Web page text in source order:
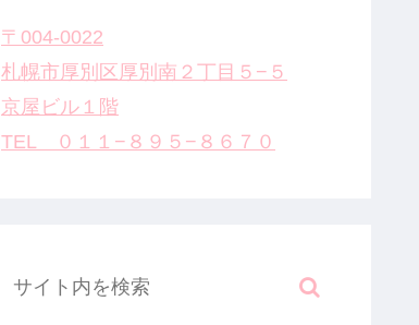
〒004-0022
札幌市厚別区厚別南２丁目５−５
京屋ビル１階
TEL ０１１−８９５−８６７０